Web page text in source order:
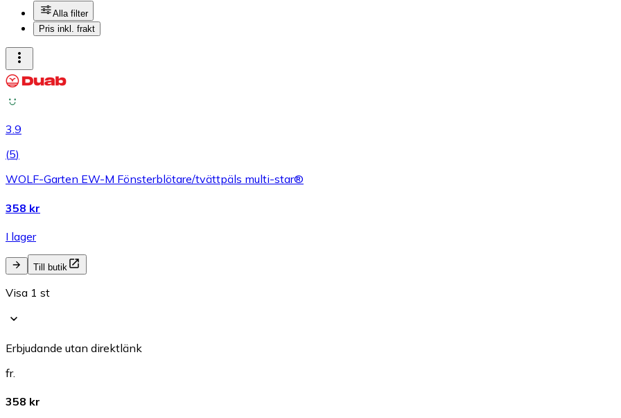
Alla filter
Pris inkl. frakt
3.9
(5)
WOLF-Garten EW-M Fönsterblötare/tvättpäls multi-star®
358 kr
I lager
Till butik
Visa 1 st
Erbjudande utan direktlänk
fr.
358 kr